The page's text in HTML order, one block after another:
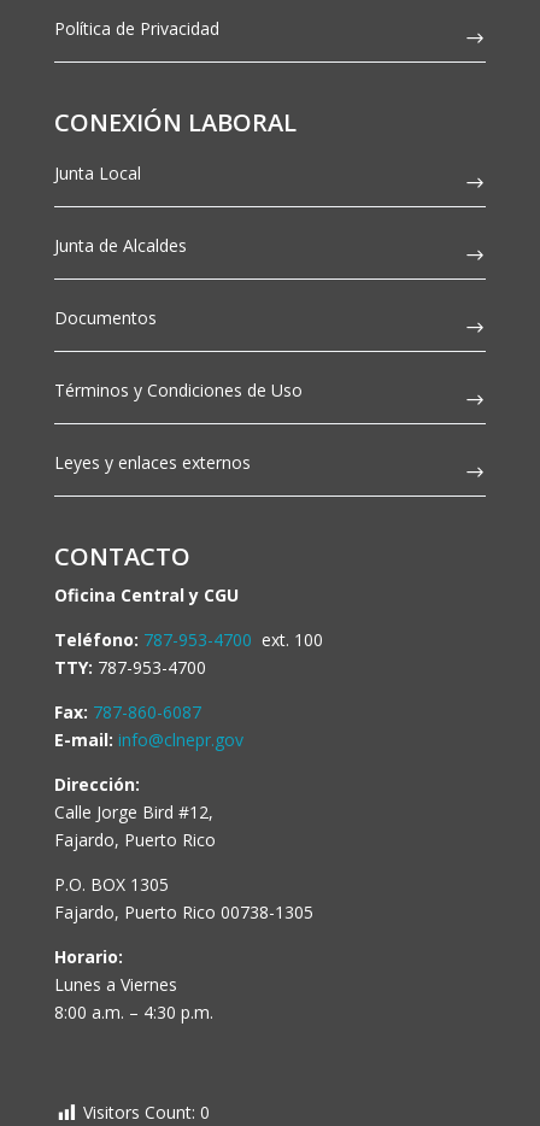
Política de Privacidad
CONEXIÓN LABORAL
Junta Local
Junta de Alcaldes
Documentos
Términos y Condiciones de Uso
Leyes y enlaces externos
CONTACTO
Oficina Central y CGU
Teléfono: 787-953-4700 ext. 100
TTY: 787-953-4700
Fax: 787-860-6087
E-mail: info@clnepr.gov
Dirección:
Calle Jorge Bird #12,
Fajardo, Puerto Rico
P.O. BOX 1305
Fajardo, Puerto Rico 00738-1305
Horario:
Lunes a Viernes
8:00 a.m. – 4:30 p.m.
Visitors Count: 0